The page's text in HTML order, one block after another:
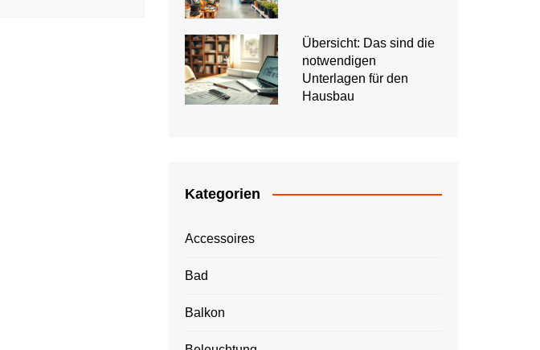
Übersicht: Das sind die
notwendigen
Unterlagen für den
Hausbau
Kategorien
Accessoires
Bad
Balkon